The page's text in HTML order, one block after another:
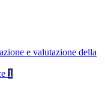
e valutazione della
1